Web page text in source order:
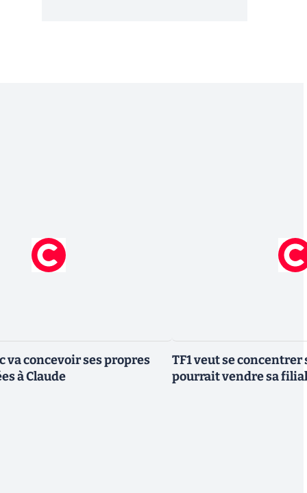
va concevoir ses propres
à Claude
TF1 veut se
pourrait vendre sa